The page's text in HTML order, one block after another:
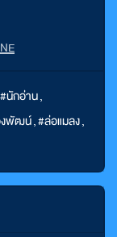
#นักอ่าน,
พัฒน์,#ล่อแมลง,